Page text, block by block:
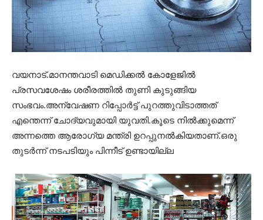
വയനാട്.മാനന്തവാടി മെഡിക്കൽ കോളേജിൽ
പ്രസവശേഷം ശരീരത്തിൽ തുണി കുടുങ്ങിയ
സംഭവം.അന്വേഷണ റിപ്പോർട്ട് പുറത്തുവിടാത്തത്
എന്തെന്ന് ചോദ്യവുമായി യുവതി.കൂടെ നിൽക്കുമെന്ന്
അന്നത്തെ ആരോഗ്യ മന്ത്രി ഉറപ്പുനൽകിയതാണ്.ഒരു
തുടർന്ന് നടപടിയും പിന്നീട് ഉണ്ടായില്ല